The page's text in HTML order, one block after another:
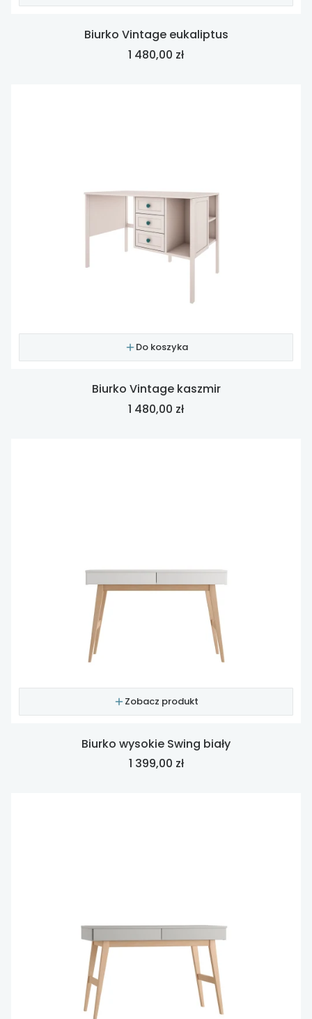
Biurko Vintage eukaliptus
Cena
1 480,00 zł
Do koszyka
Biurko Vintage kaszmir
Cena
1 480,00 zł
Zobacz produkt
Biurko wysokie Swing biały
Cena
1 399,00 zł